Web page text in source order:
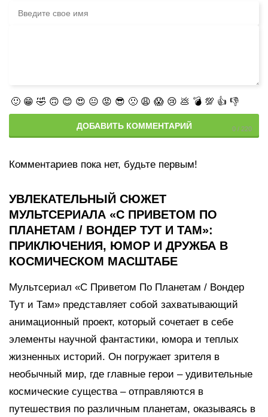
🙂 😁 🤣 🙃 😊 😍 😐 😡 😎 🙁 😩 😱 😢 💩 💣 💯 👍 👎
ДОБАВИТЬ КОММЕНТАРИЙ
Комментариев пока нет, будьте первым!
УВЛЕКАТЕЛЬНЫЙ СЮЖЕТ
МУЛЬТСЕРИАЛА «С ПРИВЕТОМ ПО
ПЛАНЕТАМ / ВОНДЕР ТУТ И ТАМ»:
ПРИКЛЮЧЕНИЯ, ЮМОР И ДРУЖБА В
КОСМИЧЕСКОМ МАСШТАБЕ
Мультсериал «С Приветом По Планетам / Вондер
Тут и Там» представляет собой захватывающий
анимационный проект, который сочетает в себе
элементы научной фантастики, юмора и теплых
жизненных историй. Он погружает зрителя в
необычный мир, где главные герои – удивительные
космические существа – отправляются в
путешествия по различным планетам, оказываясь в